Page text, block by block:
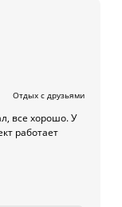
Отдых с друзьями
все хорошо. У
работает